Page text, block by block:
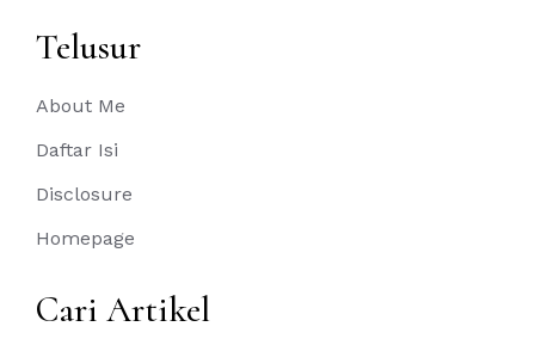
Telusur
About Me
Daftar Isi
Disclosure
Homepage
Cari Artikel